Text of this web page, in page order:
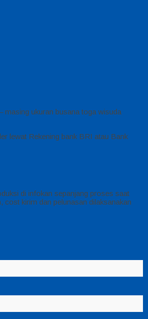
masing ukuran busana toga wisuda
lewat Rekening bank BRI atau Bank
di infokan sepanjang proses saat
kirim dan pelunasan dilaksanakan